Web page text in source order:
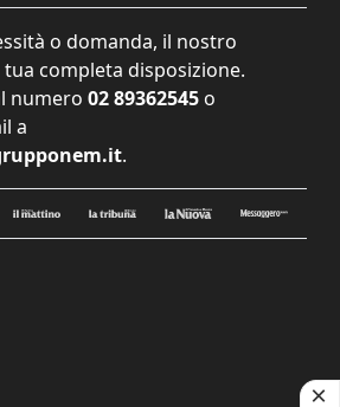
o domanda, il nostro
completa disposizione.
numero 02 89362545 o
a
.